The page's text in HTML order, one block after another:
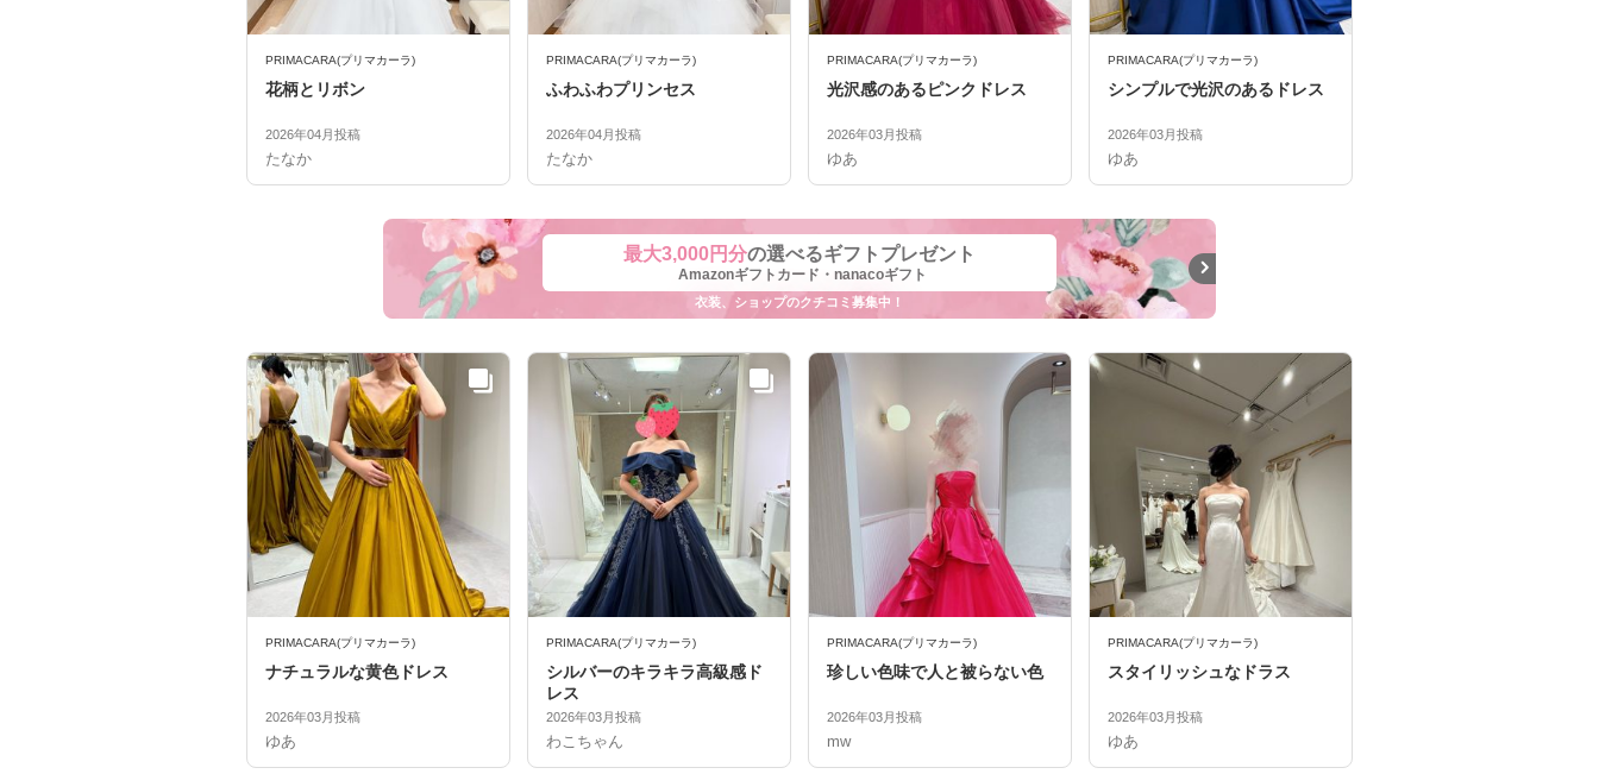
PRIMACARA(プリマカーラ)
花柄とリボン
2026年04月投稿
たなか
PRIMACARA(プリマカーラ)
ふわふわプリンセス
2026年04月投稿
たなか
PRIMACARA(プリマカーラ)
光沢感のあるピンクドレス
2026年03月投稿
ゆあ
PRIMACARA(プリマカーラ)
シンプルで光沢のあるドレス
2026年03月投稿
ゆあ
最大3,000円分の選べるギフトプレゼント
Amazonギフトカード・nanacoギフト
衣装、ショップのクチコミ募集中！
PRIMACARA(プリマカーラ)
ナチュラルな黄色ドレス
2026年03月投稿
ゆあ
PRIMACARA(プリマカーラ)
シルバーのキラキラ高級感ド
レス
2026年03月投稿
わこちゃん
PRIMACARA(プリマカーラ)
珍しい色味で人と被らない色
2026年03月投稿
mw
PRIMACARA(プリマカーラ)
スタイリッシュなドラス
2026年03月投稿
ゆあ